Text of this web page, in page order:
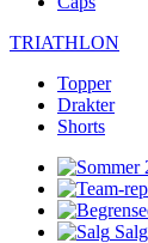
TRIATHLON
Topper
Drakter
Shorts
Salg